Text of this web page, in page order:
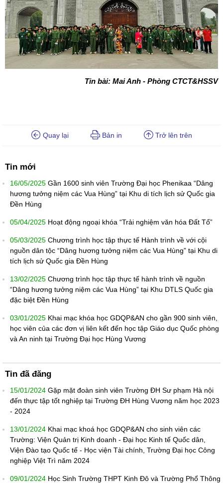
Tin bài: Mai Anh - Phòng CTCT&HSSV
Quay lại Bản in Trở lên trên
Tin mới
16/05/2025 Gần 1600 sinh viên Trường Đại học Phenikaa “Dâng
hương tưởng niệm các Vua Hùng” tại Khu di tích lịch sử Quốc gia
Đền Hùng
05/04/2025 Hoạt động ngoại khóa “Trải nghiệm văn hóa Đất Tổ”
05/03/2025 Chương trình học tập thực tế Hành trình về với cội
nguồn dân tộc “Dâng hương tưởng niệm các Vua Hùng” tại Khu di
tích lịch sử Quốc gia Đền Hùng
13/02/2025 Chương trình học tập thực tế hành trình về nguồn
“Dâng hương tưởng niệm các Vua Hùng” tại Khu DTLS Quốc gia
đặc biệt Đền Hùng
03/01/2025 Khai mạc khóa học GDQP&AN cho gần 900 sinh viên,
học viên của các đơn vị liên kết đến học tập Giáo dục Quốc phòng
và An ninh tại Trường Đại học Hùng Vương
Tin đã đăng
15/01/2024 Gặp mặt đoàn sinh viên Trường ĐH Sư phạm Hà nội
đến thực tập tốt nghiệp tại Trường ĐH Hùng Vương năm học 2023
- 2024
13/01/2024 Khai mạc khoá học GDQP&AN cho sinh viên các
Trường: Viện Quản trị Kinh doanh - Đại học Kinh tế Quốc dân,
Viện Đào tạo Quốc tế - Học viện Tài chính, Trường Đại học Công
nghiệp Việt Trì năm 2024
09/01/2024 Học Sinh Trường THPT Kinh Đô và Trường Phổ Thông